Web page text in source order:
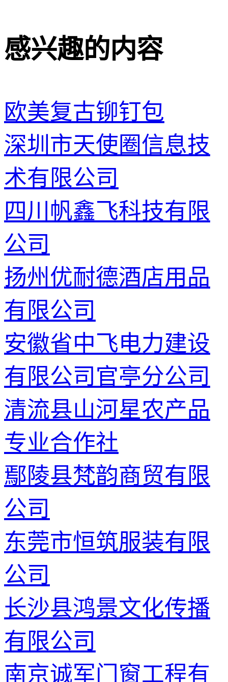
感兴趣的内容
欧美复古铆钉包
深圳市天使圈信息技
术有限公司
四川帆鑫飞科技有限
公司
扬州优耐德酒店用品
有限公司
安徽省中飞电力建设
有限公司官亭分公司
清流县山河星农产品
专业合作社
鄢陵县梵韵商贸有限
公司
东莞市恒筑服装有限
公司
长沙县鸿景文化传播
有限公司
南京诚军门窗工程有